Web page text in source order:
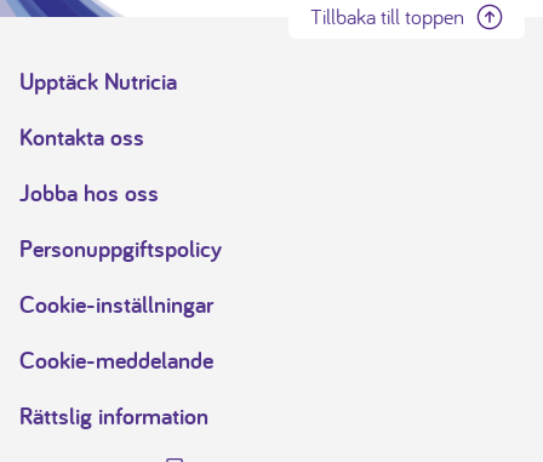
Tillbaka till toppen
Upptäck Nutricia
Kontakta oss
Jobba hos oss
Personuppgiftspolicy
Cookie-inställningar
Cookie-meddelande
Rättslig information